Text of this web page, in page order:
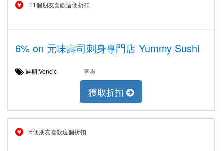
11個朋友喜歡這個折扣
6% on 元味壽司刺身專門店 Yummy Sushi
過期:Venció 查看
獲取折扣
6個朋友喜歡這個折扣